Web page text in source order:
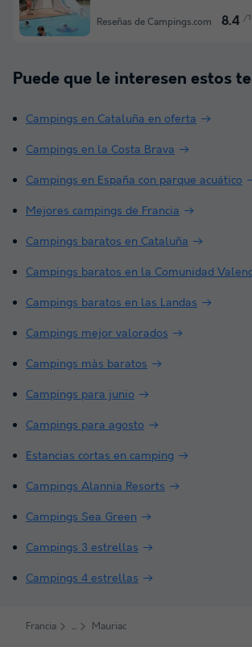
Reseñas de Campings.com 8.4 /
Puede que le interesen estos
Campings en Cataluña en oferta
Campings en la Costa Brava
Campings en España con parque acuático
Mejores campings de Francia
Campings baratos en Cataluña
Campings baratos en la Comunidad
Campings baratos en las Landas
Campings mejor valorados
Campings màs baratos
Campings para junio
Campings para agosto
Estancias cortas en camping
Campings Alannia Resorts
Campings Sea Green
Campings 3 estrellas
Campings 4 estrellas
Francia Mauriac